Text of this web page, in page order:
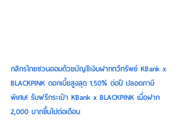
กสิกรไทยชวนออมด้วยบัญชีเงินฝากทวีทรัพย์ KBank x
BLACKPINK ดอกเบี้ยสูงสุด 1.50% ต่อปี ปลอดภาษี
พิเศษ! รับฟรีกระเป๋า KBank x BLACKPINK เมื่อฝาก
2,000 บาทขึ้นไปต่อเดือน